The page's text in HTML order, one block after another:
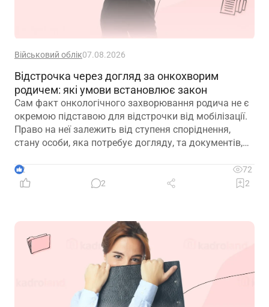
Військовий облік07.08.2026
Відстрочка через догляд за онкохворим
родичем: які умови встановлює закон
Сам факт онкологічного захворювання родича не є
окремою підставою для відстрочки від мобілізації.
Право на неї залежить від ступеня споріднення,
стану особи, яка потребує догляду, та документів,
2
72
2
2